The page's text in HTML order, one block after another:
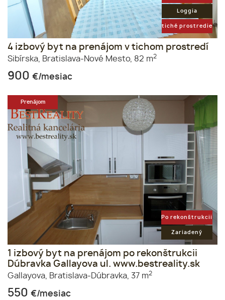
Loggia
tiché prostredie
4 izbový byt na prenájom v tichom prostredí
Sibírska, Bratislava-Nové Mesto, 82 m2
900 €/mesiac
Prenájom
Po rekonštrukcii
Zariadený
1 izbový byt na prenájom po rekonštrukcii
Dúbravka Gallayova ul. www.bestreality.sk
Gallayova, Bratislava-Dúbravka, 37 m2
550 €/mesiac